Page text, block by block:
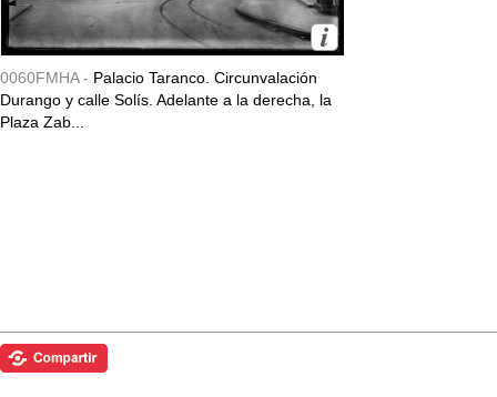
0060FMHA - Palacio Taranco. Circunvalación
Durango y calle Solís. Adelante a la derecha, la
Plaza Zab...